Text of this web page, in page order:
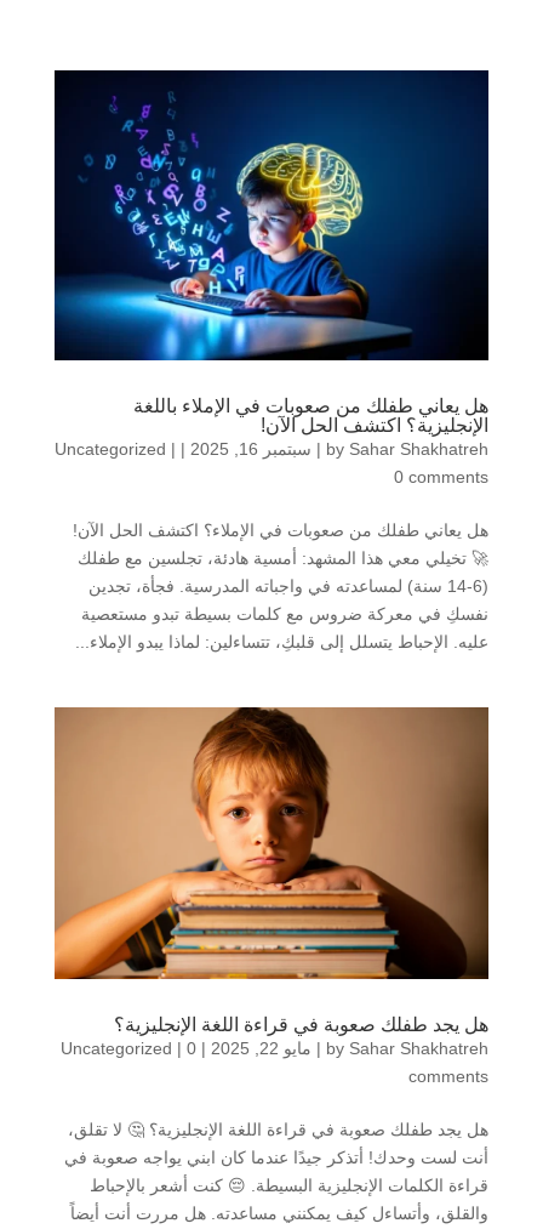
هل يعاني طفلك من صعوبات في الإملاء باللغة
الإنجليزية؟ اكتشف الحل الآن!
by Sahar Shakhatreh
| سبتمبر 16, 2025 |
Uncategorized |
0 comments
هل يعاني طفلك من صعوبات في الإملاء؟ اكتشف الحل الآن!
🚀 تخيلي معي هذا المشهد: أمسية هادئة، تجلسين مع طفلك
(6-14 سنة) لمساعدته في واجباته المدرسية. فجأة، تجدين
نفسكِ في معركة ضروس مع كلمات بسيطة تبدو مستعصية
عليه. الإحباط يتسلل إلى قلبكِ، تتساءلين: لماذا يبدو الإملاء...
هل يجد طفلك صعوبة في قراءة اللغة الإنجليزية؟
by Sahar Shakhatreh
| مايو 22, 2025 |
Uncategorized |0
comments
هل يجد طفلك صعوبة في قراءة اللغة الإنجليزية؟ 🤔 لا تقلق،
أنت لست وحدك! أتذكر جيدًا عندما كان ابني يواجه صعوبة في
قراءة الكلمات الإنجليزية البسيطة. 😔 كنت أشعر بالإحباط
والقلق، وأتساءل كيف يمكنني مساعدته. هل مررت أنت أيضاً